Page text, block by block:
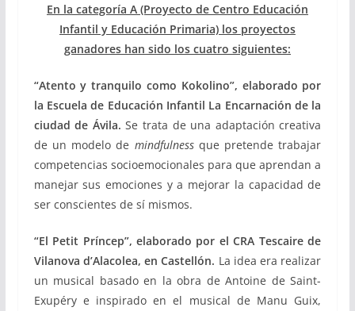
En la categoría A (Proyecto de Centro Educación
Infantil y Educación Primaria) los proyectos
ganadores han sido los cuatro siguientes:
“Atento y tranquilo como Kokolino”, elaborado por
la Escuela de Educación Infantil La Encarnación de la
ciudad de Ávila. Se trata de una adaptación creativa
de un modelo de mindfulnessque pretende trabajar
competencias socioemocionales para que aprendan a
manejar sus emociones y a mejorar la capacidad de
ser conscientes de sí mismos.
“El Petit Príncep”, elaborado por el CRA Tescaire de
Vilanova d’Alacolea, en Castellón. La idea era realizar
un musical basado en la obra de Antoine de Saint-
Exupéry e inspirado en el musical de Manu Guix,